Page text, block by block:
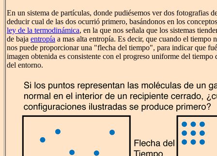
En un sistema de partículas, donde pudiésemos ver dos fotografias
deducir cual de las dos ocurrió primero, basándonos en los
ley de la termodinámica, en la que nos señala que los sistemas
de baja entropía a mas alta entropía. Es decir, que cuando el tiempo
nos puede proporcionar una "flecha del tiempo", para indicar que
imagen obtenida es consistente con el progreso uniforme del tiempo
del entorno.